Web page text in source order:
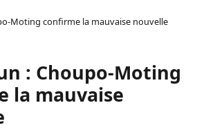
Moting confirme la mauvaise nouvelle
: Choupo-Moting
la mauvaise